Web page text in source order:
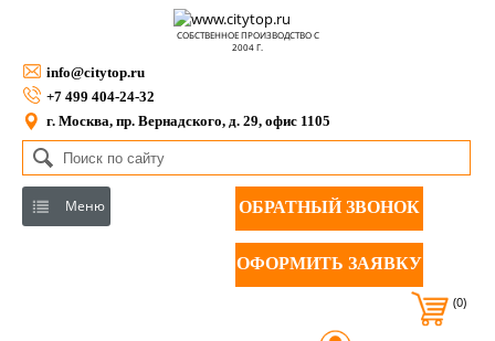
СОБСТВЕННОЕ ПРОИЗВОДСТВО С
2004 Г.
info@citytop.ru
+7 499 404-24-32
г. Москва, пр. Вернадского, д. 29, офис 1105
Меню ОБРАТНЫЙ ЗВОНОК
ОФОРМИТЬ ЗАЯВКУ
(0)